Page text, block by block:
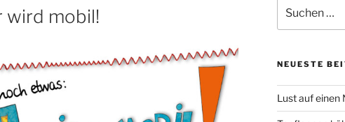
wird mobil!
nach:
NEUESTE
Lust auf einen